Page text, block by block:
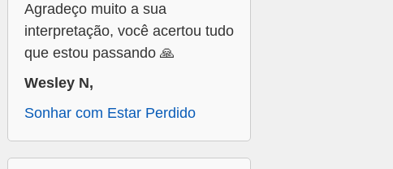
Agradeço muito a sua
interpretação, você acertou tudo
que estou passando 🙏
Wesley N,
Sonhar com Estar Perdido